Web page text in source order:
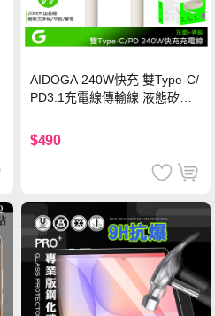
AIDOGA 240W快充 雙Type-C/
PD3.1充電線傳輸線 液態矽膠
機/平板/筆電
$490